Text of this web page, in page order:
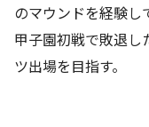
のマウンドを経験し
甲子園初戦で敗退し
ツ出場を目指す。